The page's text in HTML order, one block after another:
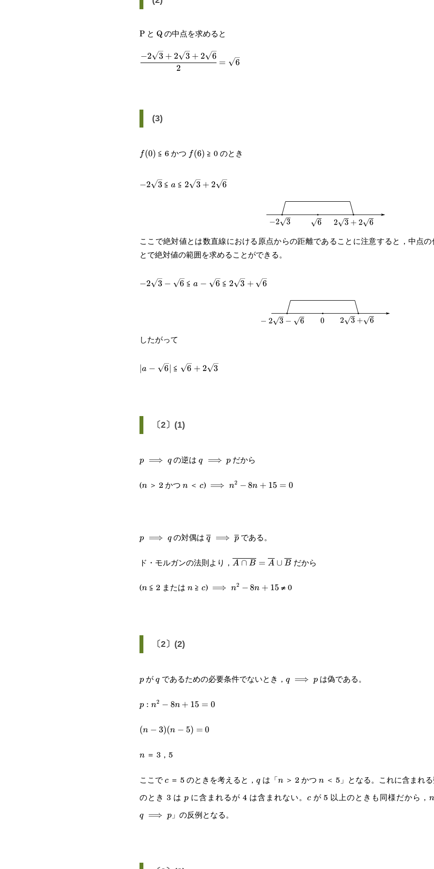
P と Q の中点を求めると
\cfrac{-2\sqrt{3}+2\sqrt{3}+2\sqrt{6}}
{2}=\sqrt{6}
2
−2 3 + 2 3 + 2 6
= 6
(3)
f(0)
f(0) ≦ 6 かつ f(6)
f(6) ≧ 0 のとき
-2\sqrt{3}
−2 3 ≦ a ≦ 2\sqrt{3}+2\sqrt{6}
2 3 + 2 6
ここで絶対値とは数直線における原点からの距離であることに注意すると，中点
とで絶対値の範囲を求めることができる。
-2\sqrt{3}-
−2 3 − 6 ≦ a − 6 ≦ 2\sqrt{3}+\sqrt{6}
2 3 + 6
したがって
|a-
∣a − 6∣ ≦ \sqrt{6}+2\sqrt{3}
6 + 2 3
〔2〕(1)
p\implies
p ⟹ qの逆はq\implies
q ⟹ p だから
(n
n ＞ 2 かつ n
n ＜ c
c) \implies
⟹ n2 − 8n + 15 = 0
p ⟹ qの対偶はq ⟹ pである。
ド・モルガンの法則より， \overline{A\cap
A ∩ B = A ∪ Bだから
(n
n ≦ 2 または n
n ≧ c
c) \implies
⟹ n2 − 8n + 15 ≠ 0
〔2〕(2)
p
p がq
qであるための必要条件でないとき， q\implies
q ⟹ pは偽である。
p:n^2-
p : n2 − 8n + 15 = 0
(n-3)
(n − 3)(n − 5) = 0
n
n ＝ 3，5
ここでc
c ＝ 5 のときを考えると，q
qは「n
n＞ 2 かつ n
n＜ 5」となる。これに含まれ
のとき 3 は p
pに含まれるが 4 は含まれない。 c
cが 5 以上のときも同様だから，n
q ⟹ p 」の反例となる。